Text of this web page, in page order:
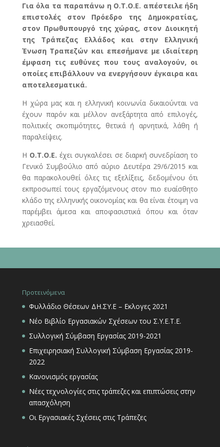
Για όλα τα παραπάνω η Ο.Τ.Ο.Ε. απέστειλε ήδη
επιστολές στον Πρόεδρο της Δημοκρατίας,
στον Πρωθυπουργό της χώρας, στον Διοικητή
της Τράπεζας Ελλάδος και στην Ελληνική
Ένωση Τραπεζών και επεσήμανε με ιδιαίτερη
έμφαση τις ευθύνες που τους αναλογούν, οι
οποίες επιβάλλουν να ενεργήσουν έγκαιρα και
αποτελεσματικά.
Η χώρα μας και η ελληνική κοινωνία δικαιούνται να
έχουν παρόν και μέλλον ανεξάρτητα από επιλογές,
πολιτικές σκοπιμότητες, θετικά ή αρνητικά, λάθη ή
παραλείψεις.
Η Ο.Τ.Ο.Ε. έχει συγκαλέσει σε διαρκή συνεδρίαση το
Γενικό Συμβούλιο από αύριο Δευτέρα 29/6/2015 και
θα παρακολουθεί όλες τις εξελίξεις, δεδομένου ότι
εκπροσωπεί τους εργαζόμενους στον πιο ευαίσθητο
κλάδο της ελληνικής οικονομίας και θα είναι έτοιμη να
παρέμβει άμεσα και αποφασιστικά όπου και όταν
χρειασθεί.
Προτεινόμενα
Φυλλάδιο Θέσεων ΔΗ.ΣΥ.Ε – Εκλογες 2021
Νέο Βιβλίο Εργασιακών Σχέσεων του Σ.Υ.Ε.Τ.Ε.
Συλλογική Σύμβαση Εργασίας 2019-2021
Επιχειρησιακή Συλλογική Σύμβαση Εργασίας 2019-
2022
Κανονισμός εργασίας
Νέες τεχνολογίες στις τράπεζες και επιπτώσεις στην
απασχόληση
Οι Εργασιακές Σχέσεις στις Τράπεζες